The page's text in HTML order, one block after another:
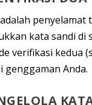
kata sandi
verifikasi kedua
genggaman Anda.